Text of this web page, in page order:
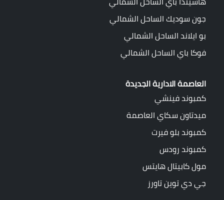
هاسيندا باي الساحل الشمالي
جون سوديك الساحل الشمالي
بو ايلاند الساحل الشمالي
فوكا باي الساحل الشمالي
العاصمة الادارية الجديدة
كمبوند فينشي
ميدتاون سكاي العاصمة
كمبوند بلو فيرت
كمبوند رودس
مول كابيتال هايتس
جي دي توين تاورز